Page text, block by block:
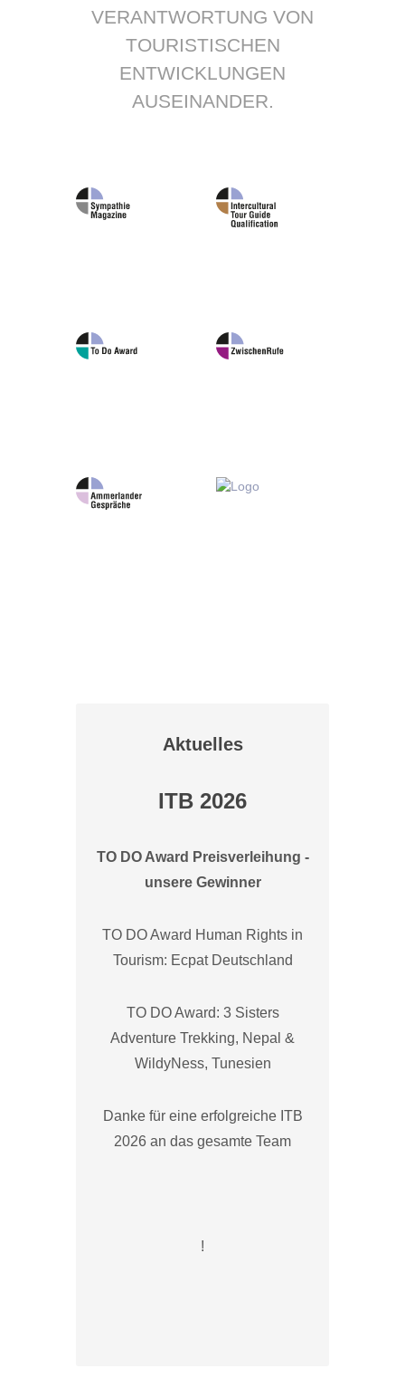
VERANTWORTUNG VON
TOURISTISCHEN
ENTWICKLUNGEN
AUSEINANDER.
Aktuelles
ITB 2026
TO DO Award Preisverleihung -
unsere Gewinner
TO DO Award Human Rights in
Tourism: Ecpat Deutschland
TO DO Award: 3 Sisters
Adventure Trekking, Nepal &
WildyNess, Tunesien
Danke für eine erfolgreiche ITB
2026 an das gesamte Team
!